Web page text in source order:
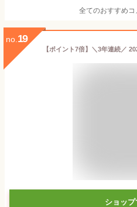
全てのおすすめコ
no. 19
ショップ